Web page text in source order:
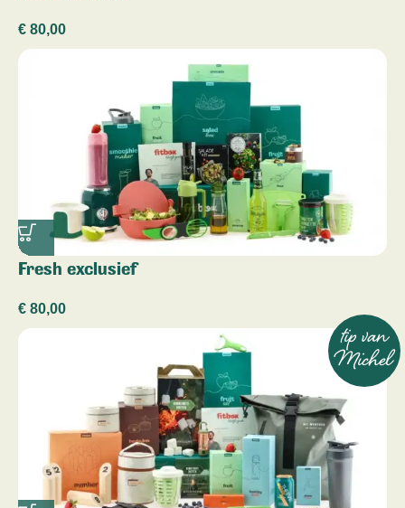
€ 80,00
Fresh exclusief
€ 80,00
tip van
Michel